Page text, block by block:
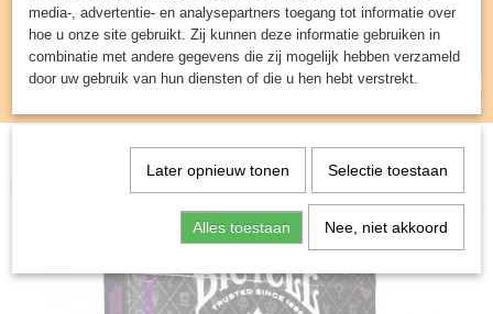
Inloggen Registreren
UW WINKELWAGEN
(0)
Spellen & Puzzels> Kaartspellen>Speelkaarten
Bicycle Villains Groen/Paars - Speelkaarten
media-, advertentie- en analysepartners toegang tot informatie over
hoe u onze site gebruikt. Zij kunnen deze informatie gebruiken in
combinatie met andere gegevens die zij mogelijk hebben verzameld
door uw gebruik van hun diensten of die u hen hebt verstrekt.
Later opnieuw tonen Selectie toestaan
Alles toestaan Nee, niet akkoord